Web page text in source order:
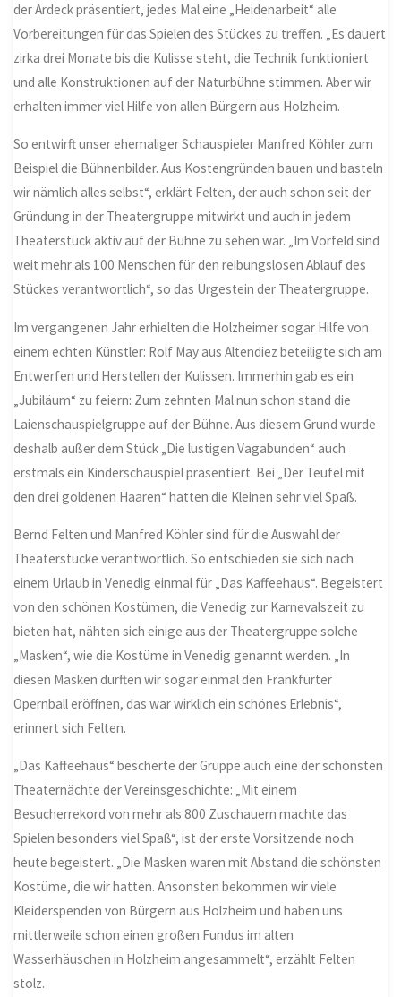
der Ardeck präsentiert, jedes Mal eine „Heidenarbeit“ alle
Vorbereitungen für das Spielen des Stückes zu treffen. „Es dauert
zirka drei Monate bis die Kulisse steht, die Technik funktioniert
und alle Konstruktionen auf der Naturbühne stimmen. Aber wir
erhalten immer viel Hilfe von allen Bürgern aus Holzheim.
So entwirft unser ehemaliger Schauspieler Manfred Köhler zum
Beispiel die Bühnenbilder. Aus Kostengründen bauen und basteln
wir nämlich alles selbst“, erklärt Felten, der auch schon seit der
Gründung in der Theatergruppe mitwirkt und auch in jedem
Theaterstück aktiv auf der Bühne zu sehen war. „Im Vorfeld sind
weit mehr als 100 Menschen für den reibungslosen Ablauf des
Stückes verantwortlich“, so das Urgestein der Theatergruppe.
Im vergangenen Jahr erhielten die Holzheimer sogar Hilfe von
einem echten Künstler: Rolf May aus Altendiez beteiligte sich am
Entwerfen und Herstellen der Kulissen. Immerhin gab es ein
„Jubiläum“ zu feiern: Zum zehnten Mal nun schon stand die
Laienschauspielgruppe auf der Bühne. Aus diesem Grund wurde
deshalb außer dem Stück „Die lustigen Vagabunden“ auch
erstmals ein Kinderschauspiel präsentiert. Bei „Der Teufel mit
den drei goldenen Haaren“ hatten die Kleinen sehr viel Spaß.
Bernd Felten und Manfred Köhler sind für die Auswahl der
Theaterstücke verantwortlich. So entschieden sie sich nach
einem Urlaub in Venedig einmal für „Das Kaffeehaus“. Begeistert
von den schönen Kostümen, die Venedig zur Karnevalszeit zu
bieten hat, nähten sich einige aus der Theatergruppe solche
„Masken“, wie die Kostüme in Venedig genannt werden. „In
diesen Masken durften wir sogar einmal den Frankfurter
Opernball eröffnen, das war wirklich ein schönes Erlebnis“,
erinnert sich Felten.
„Das Kaffeehaus“ bescherte der Gruppe auch eine der schönsten
Theaternächte der Vereinsgeschichte: „Mit einem
Besucherrekord von mehr als 800 Zuschauern machte das
Spielen besonders viel Spaß“, ist der erste Vorsitzende noch
heute begeistert. „Die Masken waren mit Abstand die schönsten
Kostüme, die wir hatten. Ansonsten bekommen wir viele
Kleiderspenden von Bürgern aus Holzheim und haben uns
mittlerweile schon einen großen Fundus im alten
Wasserhäuschen in Holzheim angesammelt“, erzählt Felten
stolz.